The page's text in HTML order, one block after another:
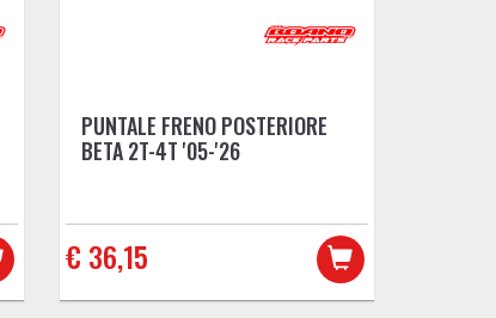
PUNTALE FRENO POSTERIORE
BETA 2T-4T '05-'26
€ 36,15